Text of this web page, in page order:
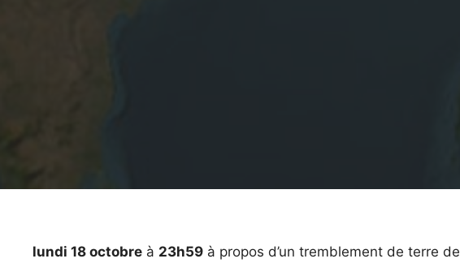
lundi 18 octobre à 23h59 à propos d’un tremblement de terre de